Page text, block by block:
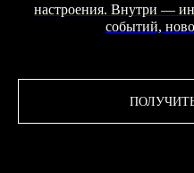
настроения. Внутри —
событий,